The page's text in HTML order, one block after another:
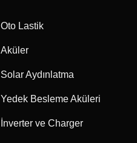
Oto Lastik
Aküler
Solar Aydınlatma
Yedek Besleme Aküleri
İnverter ve Charger